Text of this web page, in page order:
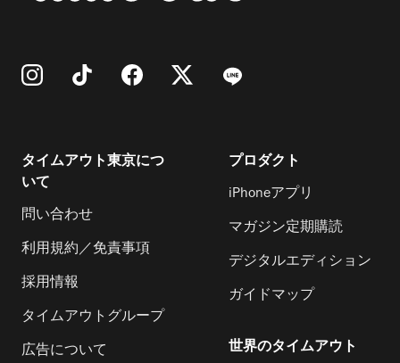
タイムアウト東京につ
いて
問い合わせ
利用規約／免責事項
採用情報
タイムアウトグループ
広告について
プロダクト
iPhoneアプリ
マガジン定期購読
デジタルエディション
ガイドマップ
世界のタイムアウト